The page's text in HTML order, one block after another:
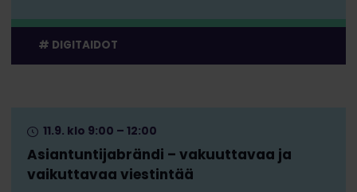
DIGITAIDOT
Asiantuntijabrändi – vakuuttavaa ja
vaikuttavaa viestintää
11.9. klo 9:00 – 12:00